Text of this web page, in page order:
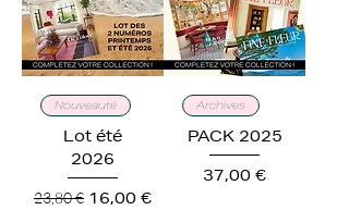
Nouveauté
Lot été
2026
Prix original
23,80 € Prix promotionnel
16,00 €
Archives
PACK 2025
Prix
37,00 €